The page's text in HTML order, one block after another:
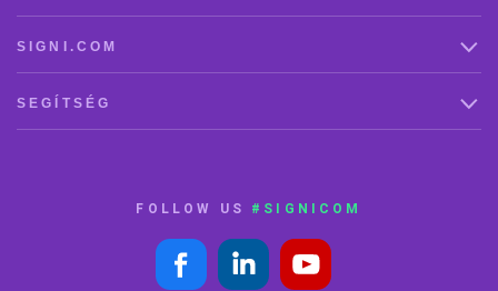
SIGNI.COM
SEGÍTSÉG
FOLLOW US #SIGNICOM